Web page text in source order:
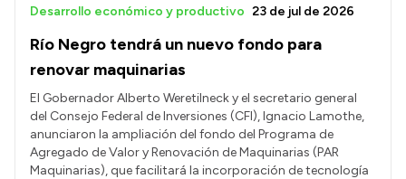
Río Negro tendrá un nuevo fondo para
renovar maquinarias
Desarrollo económico y productivo 23 de jul de 2026
El Gobernador Alberto Weretilneck y el secretario general
del Consejo Federal de Inversiones (CFI), Ignacio Lamothe,
anunciaron la ampliación del fondo del Programa de
Agregado de Valor y Renovación de Maquinarias (PAR
Maquinarias), que facilitará la incorporación de tecnología